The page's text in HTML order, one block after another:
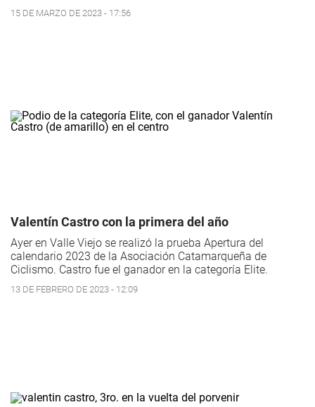
15 DE MARZO DE 2023 - 17:56
Valentín Castro con la primera del año
Ayer en Valle Viejo se realizó la prueba Apertura del
calendario 2023 de la Asociación Catamarqueña de
Ciclismo. Castro fue el ganador en la categoría Elite.
13 DE FEBRERO DE 2023 - 12:09